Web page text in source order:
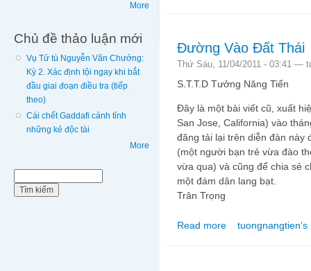
More
Chủ đề thảo luận mới
Vụ Tử tù Nguyễn Văn Chưởng:
Kỳ 2. Xác định tội ngay khi bắt
đầu giai đoạn điều tra (tiếp
theo)
Cái chết Gaddafi cảnh tỉnh
những kẻ độc tài
More
Đường Vào Đất Thái
Thứ Sáu, 11/04/2011 - 03:41 —
S.T.T.D Tưởng Năng Tiến
Đây là một bài viết cũ, xuất
San Jose, California) vào
đăng tải lại trên diễn đàn này
(một người bạn trẻ vừa đào
vừa qua) và cũng để chia sẻ
một đám dân lang bạt.
Trân Trọng
Read more about Đường Vào
tuongnangtien's